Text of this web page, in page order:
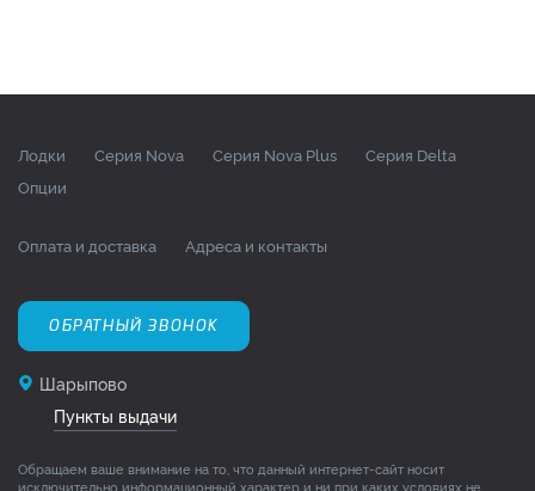
Лодки Серия Nova Серия Nova Plus
Серия Delta
Опции
Оплата и доставка Адреса и контакты
ОБРАТНЫЙ ЗВОНОК
Шарыпово
Пункты выдачи
Обращаем ваше внимание на то, что данный интернет-сайт носит
исключительно информационный характер и ни при каких условиях не